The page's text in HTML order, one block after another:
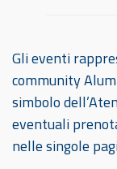
Gli eventi
community
simbolo
eventuali
nelle singole